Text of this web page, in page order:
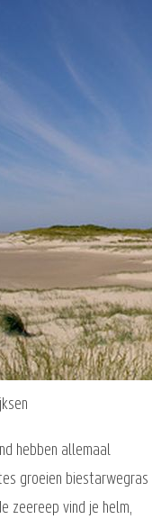
hebben allemaal
groeien biestarwegras
zeereep vind je helm,